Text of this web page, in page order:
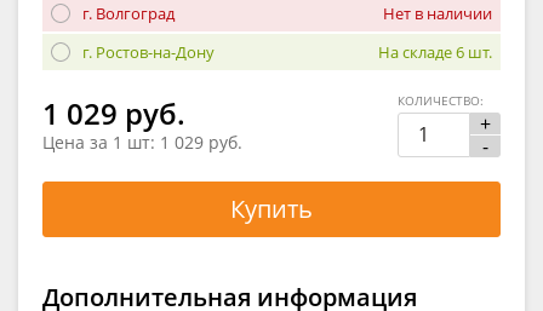
г. Волгоград
Нет в наличии
г. Ростов-на-Дону
На складе 6 шт.
1 029 руб.
Цена за 1 шт: 1 029 руб.
+
-
КОЛИЧЕСТВО:
Купить
Дополнительная информация